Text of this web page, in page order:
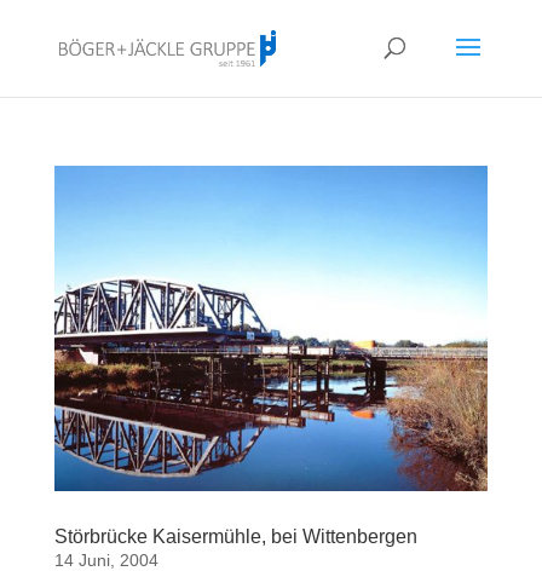
Störbrücke Kaisermühle, bei Wittenbergen
14 Juni, 2004